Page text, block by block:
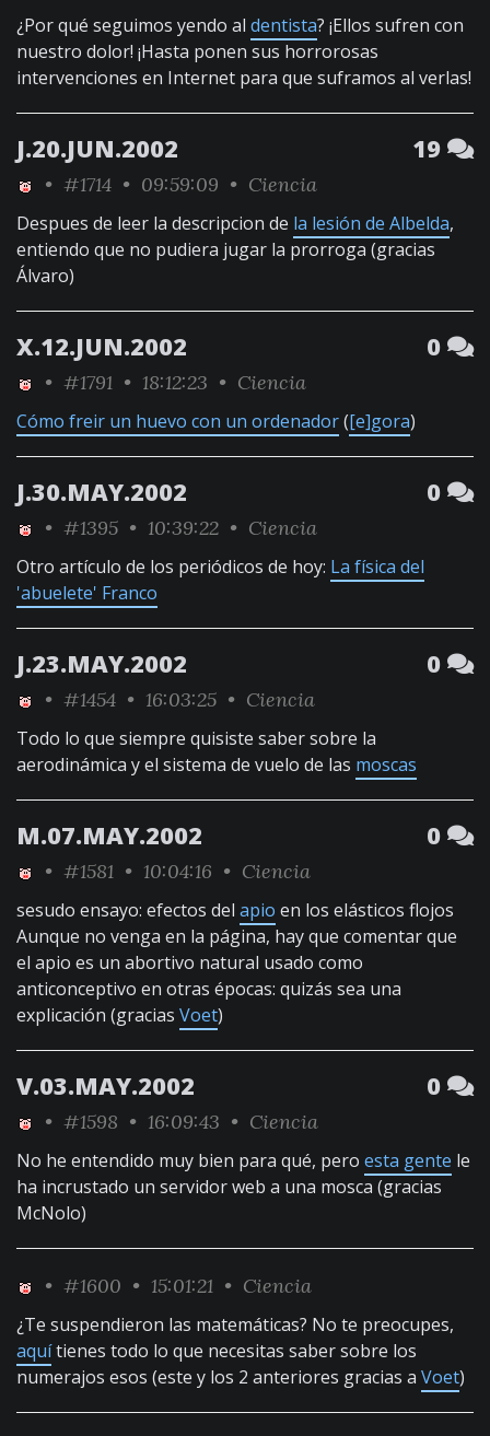
¿Por qué seguimos yendo al dentista? ¡Ellos sufren con
nuestro dolor! ¡Hasta ponen sus horrorosas
intervenciones en Internet para que suframos al verlas!
J.20.JUN.2002 19
• #1714 • 09:59:09 • Ciencia
Despues de leer la descripcion de la lesión de Albelda,
entiendo que no pudiera jugar la prorroga (gracias
Álvaro)
X.12.JUN.2002 0
• #1791 • 18:12:23 • Ciencia
Cómo freir un huevo con un ordenador([e]gora)
J.30.MAY.2002 0
• #1395 • 10:39:22 • Ciencia
Otro artículo de los periódicos de hoy: La física del
'abuelete' Franco
J.23.MAY.2002 0
• #1454 • 16:03:25 • Ciencia
Todo lo que siempre quisiste saber sobre la
aerodinámica y el sistema de vuelo de las moscas
M.07.MAY.2002 0
• #1581 • 10:04:16 • Ciencia
sesudo ensayo: efectos del apio en los elásticos flojos
Aunque no venga en la página, hay que comentar que
el apio es un abortivo natural usado como
anticonceptivo en otras épocas: quizás sea una
explicación (gracias Voet)
V.03.MAY.2002 0
• #1598 • 16:09:43 • Ciencia
No he entendido muy bien para qué, pero esta gente le
ha incrustado un servidor web a una mosca (gracias
McNolo)
• #1600 • 15:01:21 • Ciencia
¿Te suspendieron las matemáticas? No te preocupes,
aquítienes todo lo que necesitas saber sobre los
numerajos esos (este y los 2 anteriores gracias a Voet)